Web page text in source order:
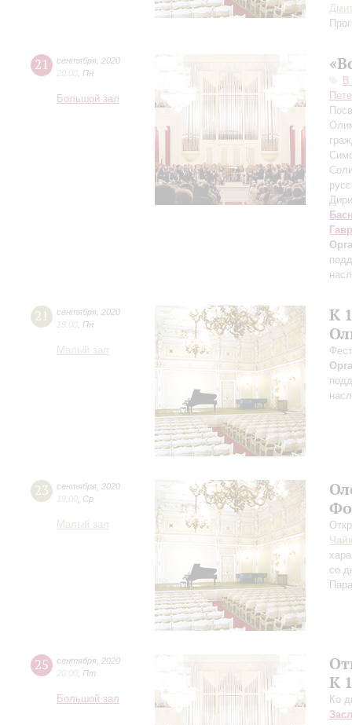
21 сентября 2020
20:00 Пн
Большой зал
В
21 сентября 2020
19:00 Пн
Малый зал
К
23 сентября 2020
19:00 Ср
Малый зал
со
25 сентября 2020
20:00 Пт
Большой зал
К
Ко